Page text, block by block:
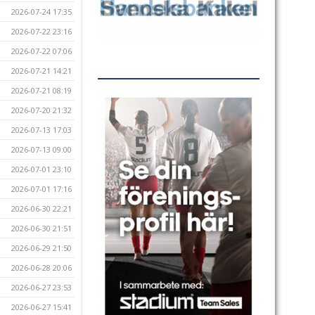
2026-07-24 17:35
2026-07-22 23:16
2026-07-22 07:06
2026-07-21 14:21
2026-07-21 08:19
2026-07-20 21:32
2026-07-13 17:03
2026-07-13 09:00
2026-07-01 23:10
2026-07-01 17:16
2026-06-30 22:21
2026-06-30 21:51
2026-06-29 21:50
2026-06-28 20:06
2026-06-27 23:53
2026-06-27 15:41